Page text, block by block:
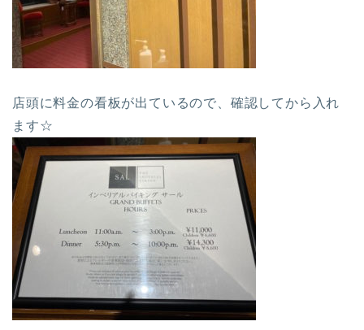
店頭に料金の看板が出ているので、確認してから入れ
ます☆